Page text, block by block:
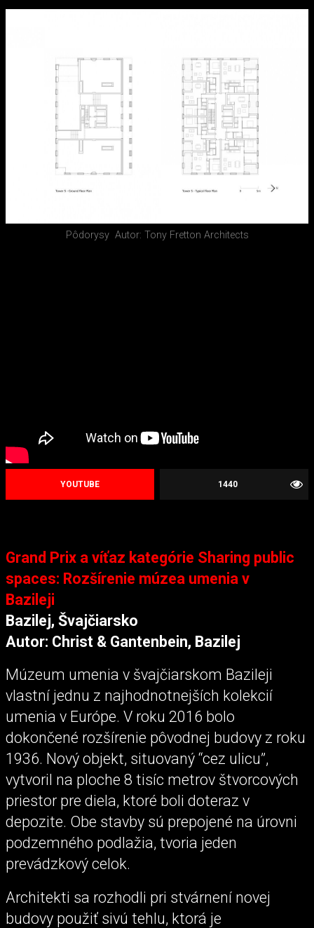
Pôdorysy Autor: Tony Fretton Architects
1440
YOUTUBE
Grand Prix a víťaz kategórie Sharing public
spaces: Rozšírenie múzea umenia v
Bazileji
Bazilej, Švajčiarsko
Autor: Christ & Gantenbein, Bazilej
Múzeum umenia v švajčiarskom Bazileji
vlastní jednu z najhodnotnejších kolekcií
umenia v Európe. V roku 2016 bolo
dokončené rozšírenie pôvodnej budovy z roku
1936. Nový objekt, situovaný “cez ulicu”,
vytvoril na ploche 8 tisíc metrov štvorcových
priestor pre diela, ktoré boli doteraz v
depozite. Obe stavby sú prepojené na úrovni
podzemného podlažia, tvoria jeden
prevádzkový celok.
Architekti sa rozhodli pri stvárnení novej
budovy použiť sivú tehlu, ktorá je